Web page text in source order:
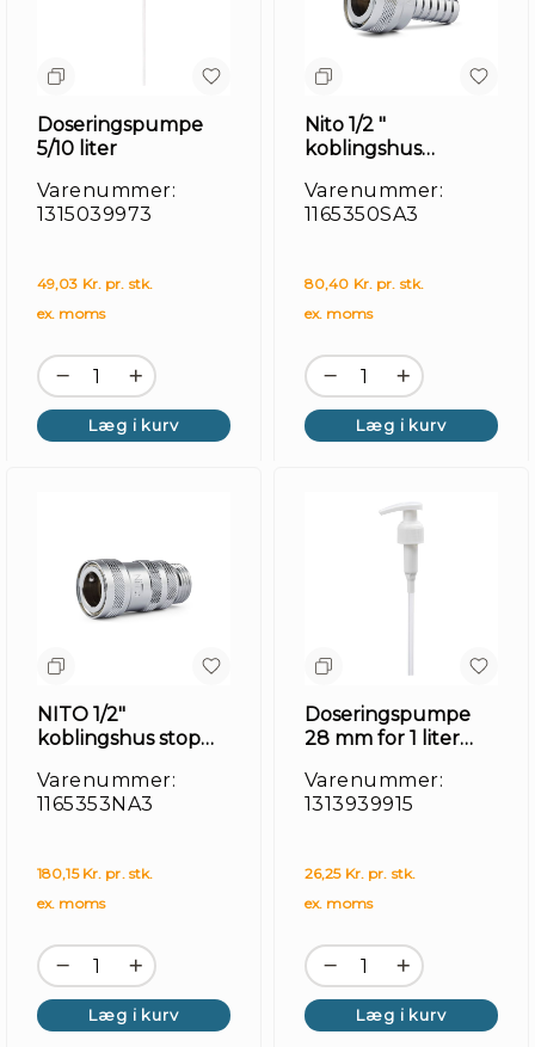
Doseringspumpe
5/10 liter
Varenummer:
1315039973
49,03 Kr. pr. stk.
ex. moms
Læg i kurv
Nito 1/2 "
koblingshus
Varenummer:
1165350SA3
80,40 Kr. pr. stk.
ex. moms
Læg i kurv
NITO 1/2"
koblingshus stop
Varenummer:
1165353NA3
180,15 Kr. pr. stk.
ex. moms
Læg i kurv
Doseringspumpe
28 mm for 1 liter
Varenummer:
1313939915
26,25 Kr. pr. stk.
ex. moms
Læg i kurv